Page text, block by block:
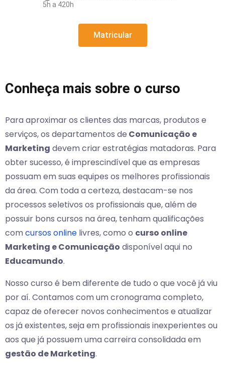
5h a 420h
Matricular
Conheça mais sobre o curso
Para aproximar os clientes das marcas, produtos e
serviços, os departamentos de Comunicação e
Marketing devem criar estratégias matadoras. Para
obter sucesso, é imprescindível que as empresas
possuam em suas equipes os melhores profissionais
da área. Com toda a certeza, destacam-se nos
processos seletivos os profissionais que, além de
possuir bons cursos na área, tenham qualificações
comcursos online livres, como o curso online
Marketing e Comunicação disponível aqui no
Educamundo.
Nosso curso é bem diferente de tudo o que você já viu
por aí. Contamos com um cronograma completo,
capaz de oferecer novos conhecimentos e atualizar
os já existentes, seja em profissionais inexperientes ou
aos que já possuem uma carreira consolidada em
gestão de Marketing.